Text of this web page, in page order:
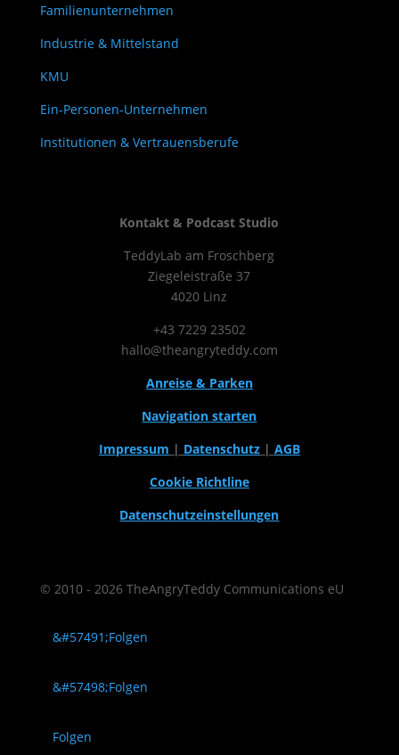
Familienunternehmen
Industrie & Mittelstand
KMU
Ein-Personen-Unternehmen
Institutionen & Vertrauensberufe
Kontakt & Podcast Studio
TeddyLab am Froschberg
Ziegeleistraße 37
4020 Linz
+43 7229 23502
hallo@theangryteddy.com
Anreise & Parken
Navigation starten
Impressum | Datenschutz| AGB
Cookie Richtline
Datenschutzeinstellungen
© 2010 - 2026 TheAngryTeddy Communications eU
Folgen
Folgen
Folgen